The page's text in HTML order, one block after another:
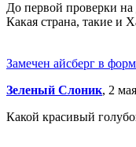
До первой проверки на
Какая страна, такие и
Замечен айсберг в
Зеленый Слоник, 2
Какой красивый